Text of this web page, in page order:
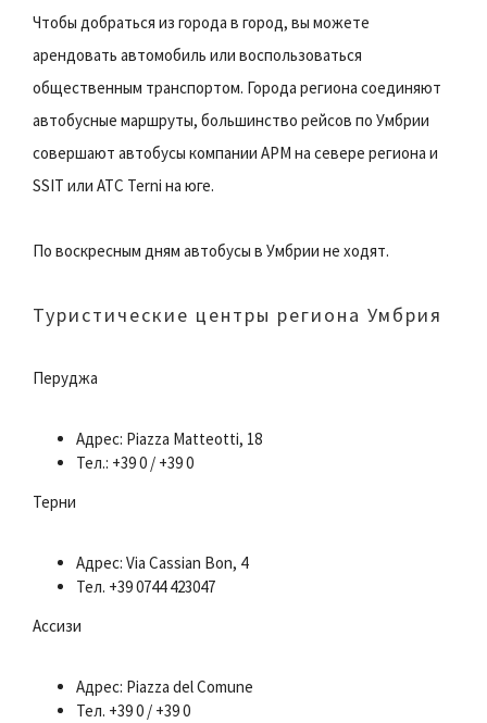
Чтобы добраться из города в город, вы можете
арендовать автомобиль или воспользоваться
общественным транспортом. Города региона соединяют
автобусные маршруты, большинство рейсов по Умбрии
совершают автобусы компании APM на севере региона и
SSIT или ATC Terni на юге.
По воскресным дням автобусы в Умбрии не ходят.
Туристические центры региона Умбрия
Перуджа
Адрес: Piazza Matteotti, 18
Тел.: +39 0 / +39 0
Терни
Адрес: Via Cassian Bon, 4
Тел. +39 0744 423047
Ассизи
Адрес: Piazza del Comune
Тел. +39 0 / +39 0